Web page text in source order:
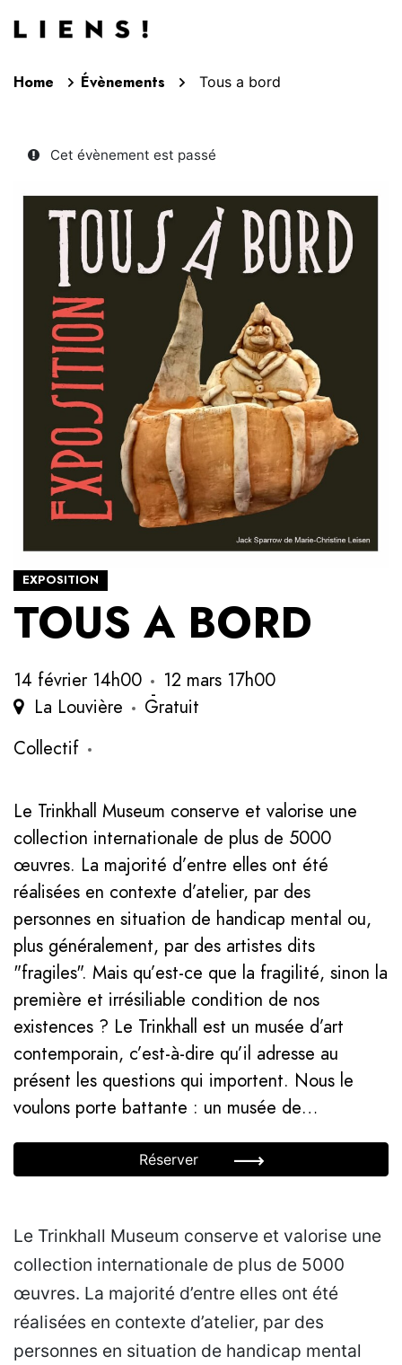
Home Évènements Tous a bord
Cet évènement est passé
EXPOSITION
TOUS A BORD
14 février 14h00
-
12 mars 17h00
La Louvière
Gratuit
Collectif
Le Trinkhall Museum conserve et valorise une
collection internationale de plus de 5000
œuvres. La majorité d’entre elles ont été
réalisées en contexte d’atelier, par des
personnes en situation de handicap mental ou,
plus généralement, par des artistes dits
"fragiles". Mais qu’est-ce que la fragilité, sinon la
première et irrésiliable condition de nos
existences ? Le Trinkhall est un musée d’art
contemporain, c’est-à-dire qu’il adresse au
présent les questions qui importent. Nous le
voulons porte battante : un musée de…
Réserver
Le Trinkhall Museum conserve et valorise une
collection internationale de plus de 5000
œuvres. La majorité d’entre elles ont été
réalisées en contexte d’atelier, par des
personnes en situation de handicap mental